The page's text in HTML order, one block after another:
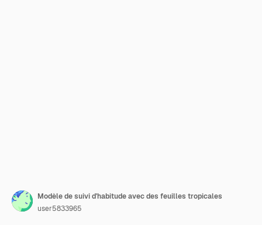
Modèle de suivi d'habitude avec des feuilles tropicales
user5833965